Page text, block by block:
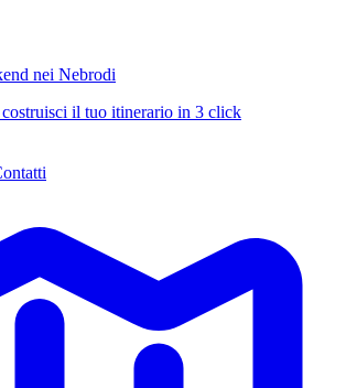
nei Nebrodi
costruisci il tuo itinerario in 3 click